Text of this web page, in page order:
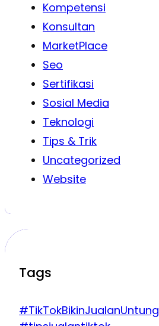
Kompetensi
Konsultan
MarketPlace
Seo
Sertifikasi
Sosial Media
Teknologi
Tips & Trik
Uncategorized
Website
Tags
#TikTokBikinJualanUntung